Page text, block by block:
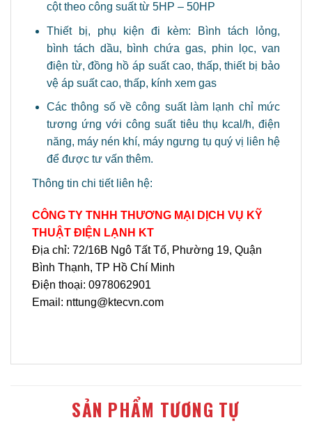
cột theo công suất từ 5HP – 50HP
Thiết bị, phụ kiện đi kèm: Bình tách lỏng,
bình tách dầu, bình chứa gas, phin lọc, van
điện từ, đồng hồ áp suất cao, thấp, thiết bị bảo
vệ áp suất cao, thấp, kính xem gas
Các thông số về công suất làm lạnh chỉ mức
tương ứng với công suất tiêu thụ kcal/h, điện
năng, máy nén khí, máy ngưng tụ quý vị liên hệ
để được tư vấn thêm.
Thông tin chi tiết liên hệ:
CÔNG TY TNHH THƯƠNG MẠI DỊCH VỤ KỸ
THUẬT ĐIỆN LẠNH KT
Địa chỉ: 72/16B Ngô Tất Tố, Phường 19, Quận
Bình Thạnh, TP Hồ Chí Minh
Điện thoại: 0978062901
Email: nttung@ktecvn.com
SẢN PHẨM TƯƠNG TỰ